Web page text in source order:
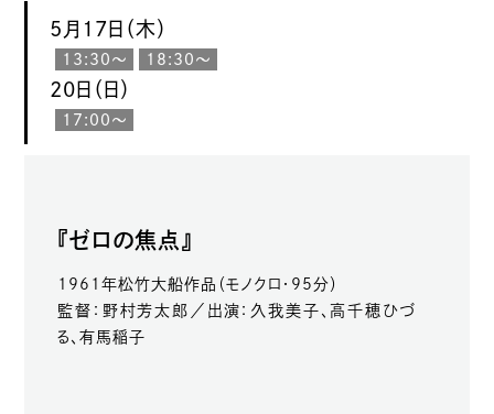
5月17日（木）
13:30〜 18:30〜
20日（日）
17:00〜
『ゼロの焦点』
1961年松竹大船作品（モノクロ・95分）
監督：野村芳太郎／出演：久我美子、高千穂ひづ
る、有馬稲子